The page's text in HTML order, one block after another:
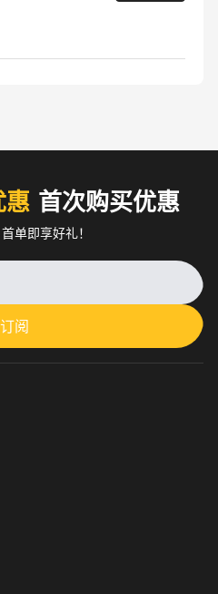
首次购买优惠
单即享好礼！
订阅